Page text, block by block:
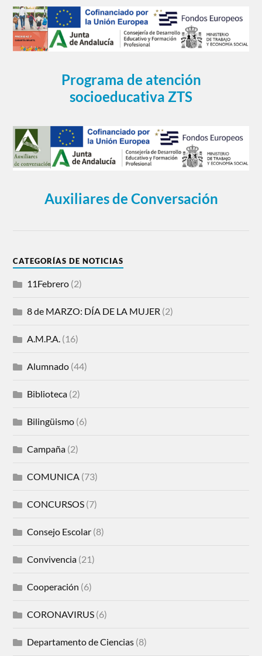
Programa de atención
socioeducativa ZTS
Auxiliares de Conversación
CATEGORÍAS DE NOTICIAS
11Febrero (2)
8 de MARZO: DÍA DE LA MUJER (2)
A.M.P.A. (16)
Alumnado (44)
Biblioteca (2)
Bilingüismo (6)
Campaña (2)
COMUNICA (73)
CONCURSOS (7)
Consejo Escolar (8)
Convivencia (21)
Cooperación (6)
CORONAVIRUS (6)
Departamento de Ciencias (8)